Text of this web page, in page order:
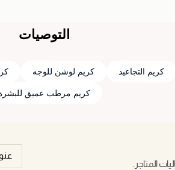
التوصيات
كريم التجاعيد كريم لوشن للوجه
كريم مرطب عميق
المتاجر.